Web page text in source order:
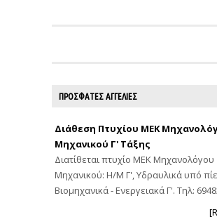
ΠΡΟΣΦΑΤΕΣ ΑΓΓΕΛΙΕΣ
Διάθεση Πτυχίου ΜΕΚ
Μηχανικού Γ' Τάξης
Διατίθεται πτυχίο ΜΕΚ Μηχανολόγου
Μηχανικού: Η/Μ Γ', Υδραυλικά υπό
Βιομηχανικά - Ενεργειακά Γ'. Τηλ: